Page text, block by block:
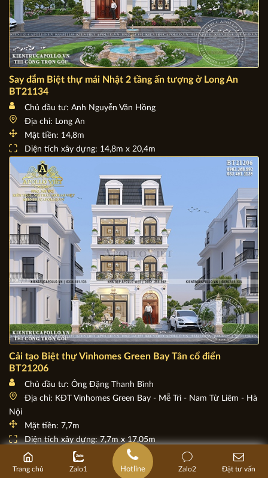
Say đắm Biệt thự mái Nhật 2 tầng ấn tượng ở Long An
BT21134
Chủ đầu tư: Anh Nguyễn Văn Hồng
Địa chỉ: Long An
Mặt tiền: 14,8m
Diện tích xây dựng: 14,8m x 20,4m
Cải tạo Biệt thự Vinhomes Green Bay Tân cổ điển
BT21206
Chủ đầu tư: Ông Đặng Thanh Bình
Địa chỉ: KĐT Vinhomes Green Bay - Mễ Trì - Nam Từ Liêm - Hà
Nội
Mặt tiền: 7,7m
Diện tích xây dựng: 7,7m x 17,05m
Trang chủ Zalo1 Hotline Zalo2 Đặt tư vấn